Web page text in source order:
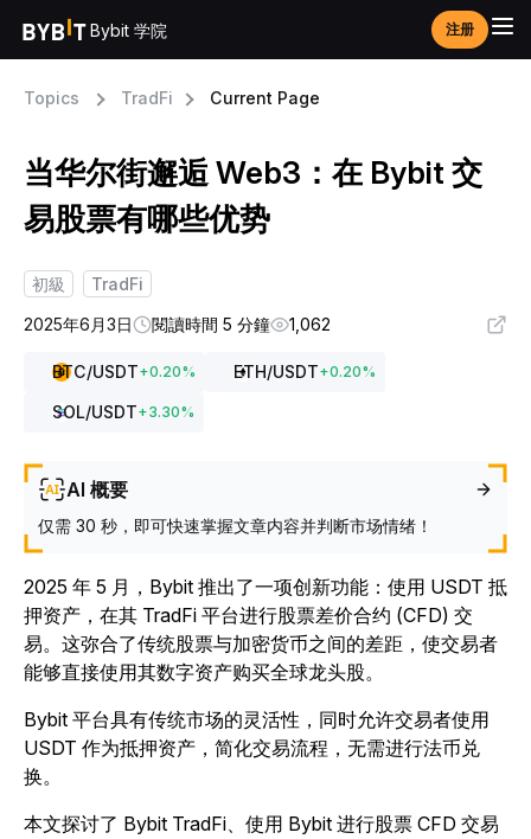
Bybit 学院 注册
Topics TradFi Current Page
当华尔街邂逅 Web3：在 Bybit 交
易股票有哪些优势
初級
TradFi
2025年6月3日
閱讀時間 5 分鐘 1,062
BTC/USDT+0.20% ETH/USDT+0.20%
SOL/USDT+3.30%
AI 概要
仅需 30 秒，即可快速掌握文章内容并判断市场情绪！
2025 年 5 月，Bybit 推出了一项创新功能：使用 USDT 抵
押资产，在其 TradFi 平台进行股票差价合约 (CFD) 交
易。这弥合了传统股票与加密货币之间的差距，使交易者
能够直接使用其数字资产购买全球龙头股。
Bybit 平台具有传统市场的灵活性，同时允许交易者使用
USDT 作为抵押资产，简化交易流程，无需进行法币兑
换。
本文探讨了 Bybit TradFi、使用 Bybit 进行股票 CFD 交易